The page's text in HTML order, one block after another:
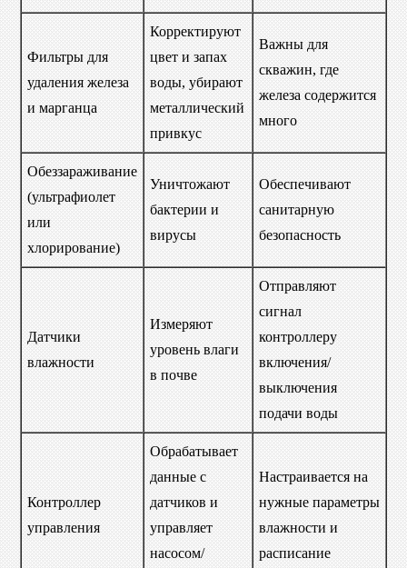
Фильтры для
удаления железа
и марганца
Корректируют
цвет и запах
воды, убирают
металлический
привкус
Важны для
скважин, где
железа содержится
много
Обеззараживание
(ультрафиолет
или
хлорирование)
Уничтожают
бактерии и
вирусы
Обеспечивают
санитарную
безопасность
Датчики
влажности
Измеряют
уровень влаги
в почве
Отправляют
сигнал
контроллеру
включения/
выключения
подачи воды
Контроллер
управления
Обрабатывает
данные с
датчиков и
управляет
насосом/
Настраивается на
нужные параметры
влажности и
расписание